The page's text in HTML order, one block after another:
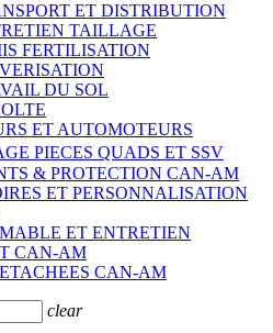
ET DISTRIBUTION
TAILLAGE
FERTILISATION
DU SOL
ET AUTOMOTEURS
PIECES QUADS ET SSV
& PROTECTION CAN-AM
ET PERSONNALISATION
ET ENTRETIEN
CAN-AM
CAN-AM
clear